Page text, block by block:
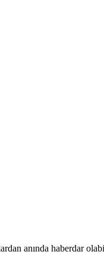
anında haberdar